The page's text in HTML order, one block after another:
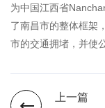
为中国江西省
了南昌市的整体框架
市的交通拥堵，并使
上一篇